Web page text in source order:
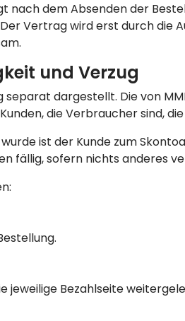
nach dem Absenden der
Vertrag wird erst durch die
und Verzug
dargestellt. Die von
die Verbraucher sind,
ist der Kunde zum
fällig, sofern nichts anderes
jeweilige Bezahlseite